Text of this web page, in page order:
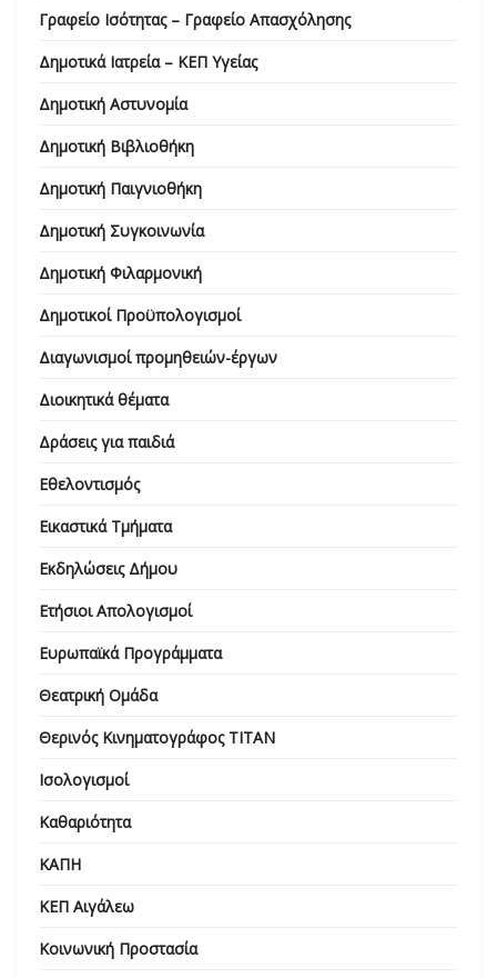
Γραφείο Ισότητας – Γραφείο Απασχόλησης
Δημοτικά Ιατρεία – ΚΕΠ Υγείας
Δημοτική Αστυνομία
Δημοτική Βιβλιοθήκη
Δημοτική Παιγνιοθήκη
Δημοτική Συγκοινωνία
Δημοτική Φιλαρμονική
Δημοτικοί Προϋπολογισμοί
Διαγωνισμοί προμηθειών-έργων
Διοικητικά θέματα
Δράσεις για παιδιά
Εθελοντισμός
Εικαστικά Τμήματα
Εκδηλώσεις Δήμου
Ετήσιοι Απολογισμοί
Ευρωπαϊκά Προγράμματα
Θεατρική Ομάδα
Θερινός Κινηματογράφος ΤΙΤΑΝ
Ισολογισμοί
Καθαριότητα
ΚΑΠΗ
ΚΕΠ Αιγάλεω
Κοινωνική Προστασία